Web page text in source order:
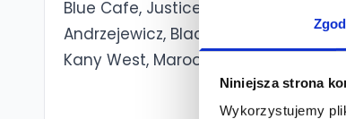
Niniejsza strona
Wykorzystujemy
Blue Cafe, Justice, OutKast, Ich
Andrzejewicz, Black Eyed Peas,
Kany West, Maroon 5, Jay-Z, Reni